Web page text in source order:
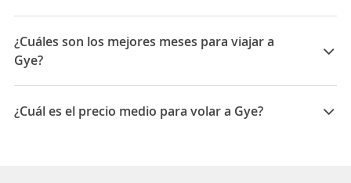
¿Cuáles son los mejores meses para viajar a
Gye?
Los mejores meses para viajar a Guayaquil son Mayo,
Marzo, Febrero
¿Cuál es el precio medio para volar a Gye?